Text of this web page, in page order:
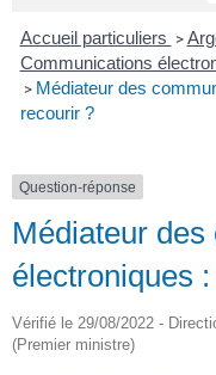
Accueil particuliers >
Communications
> Médiateur des
recourir ?
Question-réponse
Médiateur
électroniques
Vérifié le 29/08/2022 -
(Premier ministre)